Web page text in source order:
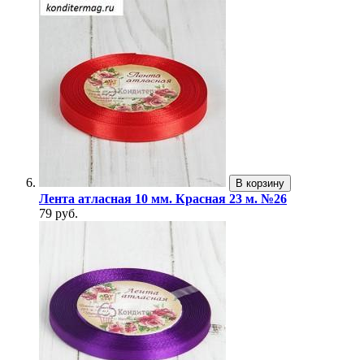
В корзину
Лента атласная 10 мм. Красная 23 м. №26
79 руб.